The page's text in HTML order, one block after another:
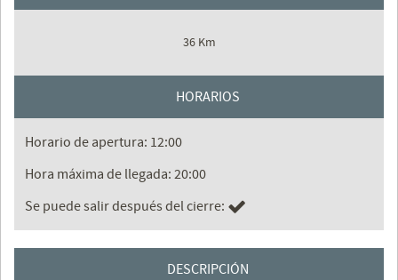
36 Km
HORARIOS
Horario de apertura: 12:00
Hora máxima de llegada: 20:00
Se puede salir después del cierre:
DESCRIPCIÓN